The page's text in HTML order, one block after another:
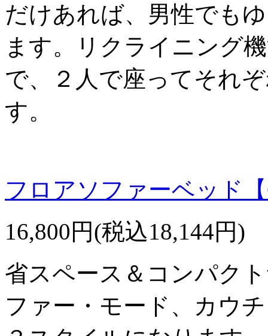
だけあれば、男性でも
ます。リクライニング
で、２人で座ってそれ
す。
フロアソファーベッド
16,800円(税込18,144円)
省スペース＆コンパク
ファー・モード、カウ